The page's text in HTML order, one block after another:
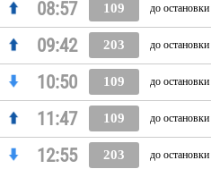
08:57 109 до остановки
09:42 203 до остановки
10:50 109 до остановки
11:47 109 до остановки
12:55 203 до остановки